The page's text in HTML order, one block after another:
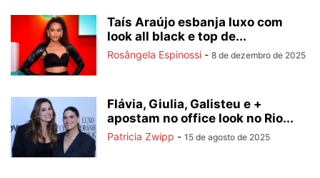
Taís Araújo esbanja luxo com
look all black e top de...
Rosângela Espinossi - 8 de dezembro de 2025
Flávia, Giulia, Galisteu e +
apostam no office look no Rio...
Patricia Zwipp - 15 de agosto de 2025